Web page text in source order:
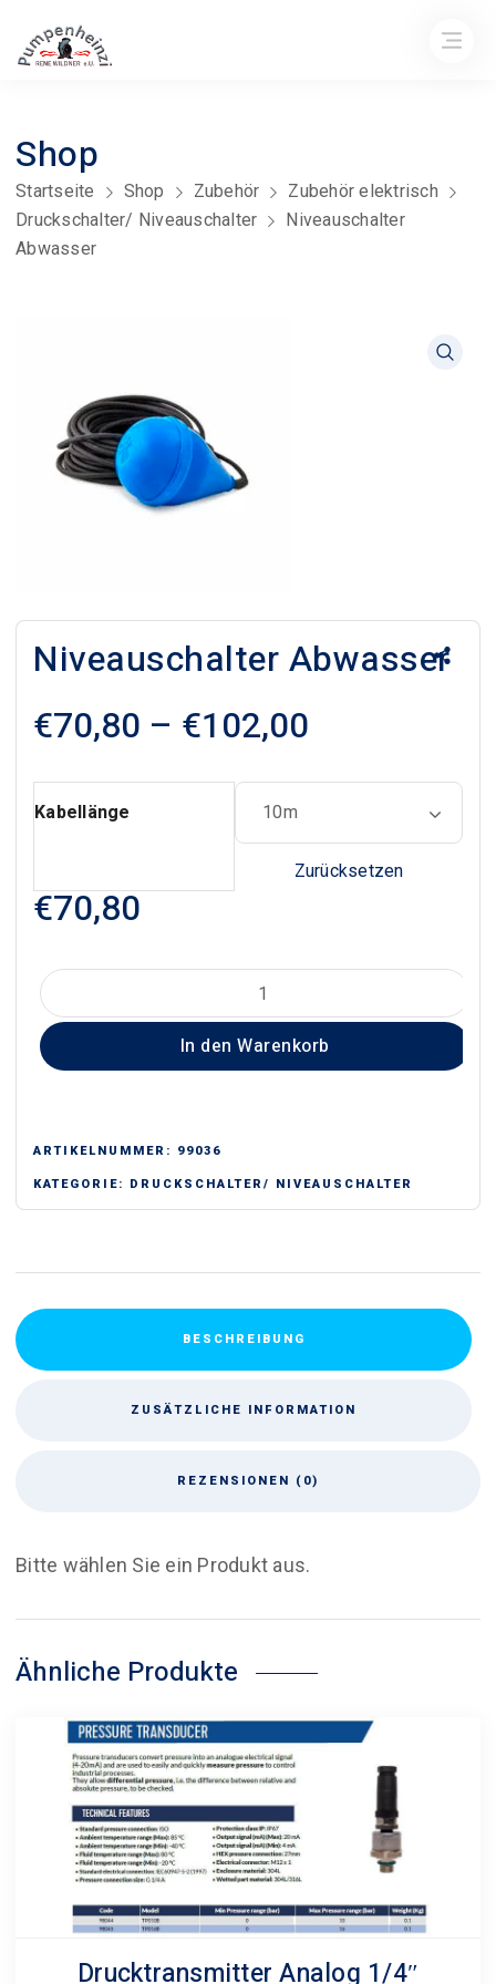
Shop
Startseite Shop Zubehör
Zubehör elektrisch
Druckschalter/ Niveauschalter
Niveauschalter
Abwasser
Niveauschalter Abwasser
€70,80 – €102,00
bis
€102,00
Kabellänge
Zurücksetzen
€70,80
Niveauschalter
Abwasser
Menge
In den Warenkorb
ARTIKELNUMMER: 99036
KATEGORIE: DRUCKSCHALTER/ NIVEAUSCHALTER
BESCHREIBUNG
ZUSÄTZLICHE INFORMATION
REZENSIONEN (0)
Bitte wählen Sie ein Produkt aus.
Ähnliche Produkte
Drucktransmitter Analog 1/4″